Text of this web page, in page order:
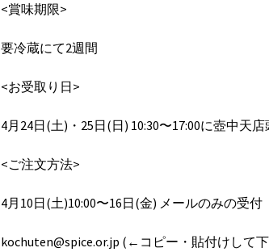
<賞味期限>
要冷蔵にて2週間
<お受取り日>
4月24日(土)・25日(日) 10:30〜17:00に壺中天
<ご注文方法>
4月10日(土)10:00〜16日(金) メールのみの受付
kochuten@spice.or.jp (←コピー・貼付けして